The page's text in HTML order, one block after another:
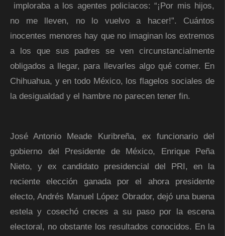
imploraba a los agentes policiacos: “¡Por mis hijos,
no me lleven, no lo vuelvo a hacer!”. Cuántos
inocentes menores hay que no imaginan los extremos
a los que sus padres se ven circunstancialmente
obligados a llegar, para llevarles algo qué comer. En
Chihuahua, y en todo México, los flagelos sociales de
la desigualdad y el hambre no parecen tener fin.
José Antonio Meade Kuribreña, ex funcionario del
gobierno del Presidente de México, Enrique Peña
Nieto, y ex candidato presidencial del PRI, en la
reciente elección ganada por el ahora presidente
electo, Andrés Manuel López Obrador, dejó una buena
estela y cosechó creces a su paso por la escena
electoral, no obstante los resultados conocidos. En la